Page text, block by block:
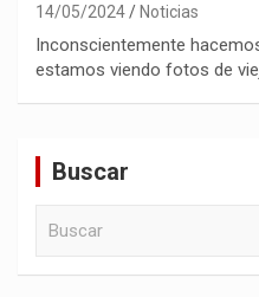
14/05/2024 Noticias
Inconscientemente
estamos viendo fotos de
Buscar